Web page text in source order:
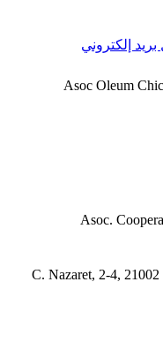
بريد إلكتروني
Asoc Oleum
Asoc.
C. Nazaret, 2-4, 21002